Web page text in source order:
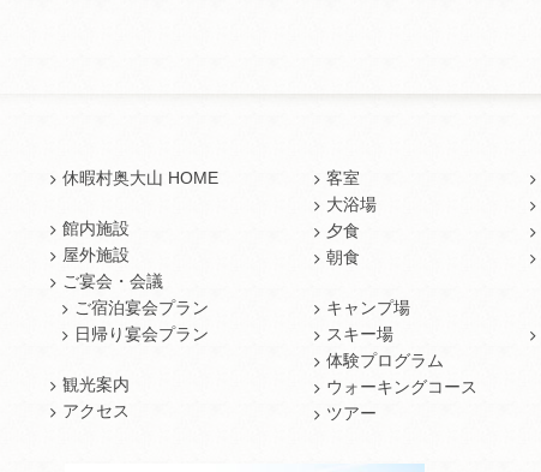
休暇村奥大山 HOME
館内施設
屋外施設
ご宴会・会議
ご宿泊宴会プラン
日帰り宴会プラン
観光案内
アクセス
客室
大浴場
夕食
朝食
キャンプ場
スキー場
体験プログラム
ウォーキングコース
ツアー